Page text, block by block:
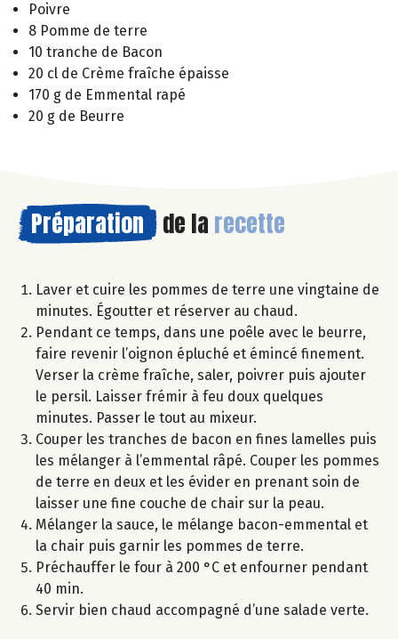
Poivre
8 Pomme de terre
10 tranche de Bacon
20 cl de Crème fraîche épaisse
170 g de Emmental rapé
20 g de Beurre
Préparation de la recette
Laver et cuire les pommes de terre une vingtaine de
minutes. Égoutter et réserver au chaud.
Pendant ce temps, dans une poêle avec le beurre,
faire revenir l’oignon épluché et émincé finement.
Verser la crème fraîche, saler, poivrer puis ajouter
le persil. Laisser frémir à feu doux quelques
minutes. Passer le tout au mixeur.
Couper les tranches de bacon en fines lamelles puis
les mélanger à l’emmental râpé. Couper les pommes
de terre en deux et les évider en prenant soin de
laisser une fine couche de chair sur la peau.
Mélanger la sauce, le mélange bacon-emmental et
la chair puis garnir les pommes de terre.
Préchauffer le four à 200 °C et enfourner pendant
40 min.
Servir bien chaud accompagné d’une salade verte.